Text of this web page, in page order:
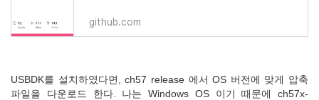
github.com
USBDK를 설치하였다면, ch57 release 에서 OS 버전에 맞게 압축
파일을 다운로드 한다. 나는 Windows OS 이기 때문에 ch57x-